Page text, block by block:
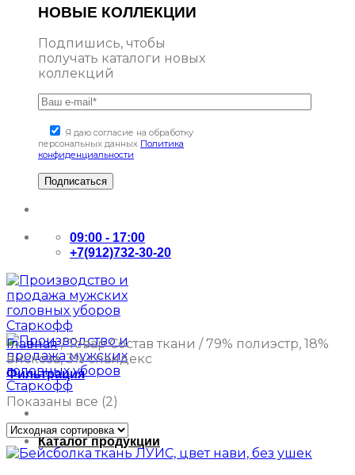
НОВЫЕ КОЛЛЕКЦИИ
Подпишись, чтобы
получать каталоги новых
коллекций
Я даю согласие на обработку
персональных данных Политика
конфиденциальности
09:00 - 17:00
+7(912)732-30-20
Каталог продукции
Главная /Товар Состав ткани / 79% полиэстр, 18%
вискоза, 3% спандекс
Фильтрация
Показаны все (2)